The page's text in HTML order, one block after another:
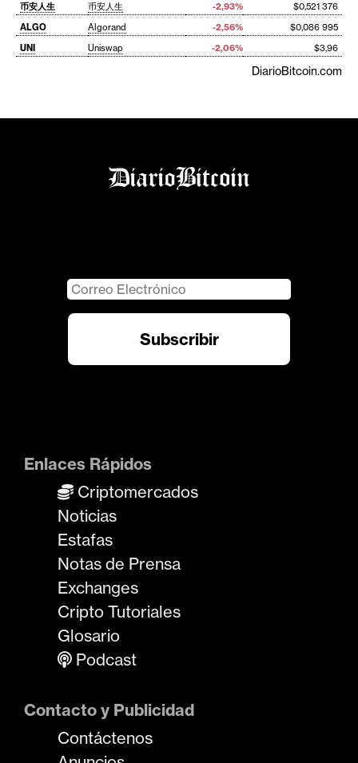
币安人生 币安人生 -2,93%
$0,521 376
ALGO
Algorand -2,56%
$0,086 995
UNI
Uniswap -2,06% $3,96
DiarioBitcoin.com
Enlaces Rápidos
Criptomercados
Noticias
Estafas
Notas de Prensa
Exchanges
Cripto Tutoriales
Glosario
Podcast
Contacto y Publicidad
Contáctenos